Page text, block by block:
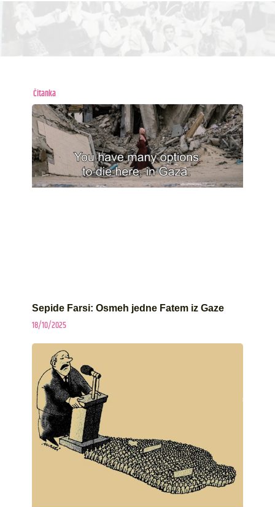
Čitanka
Sepide Farsi: Osmeh jedne Fatem iz Gaze
18/10/2025